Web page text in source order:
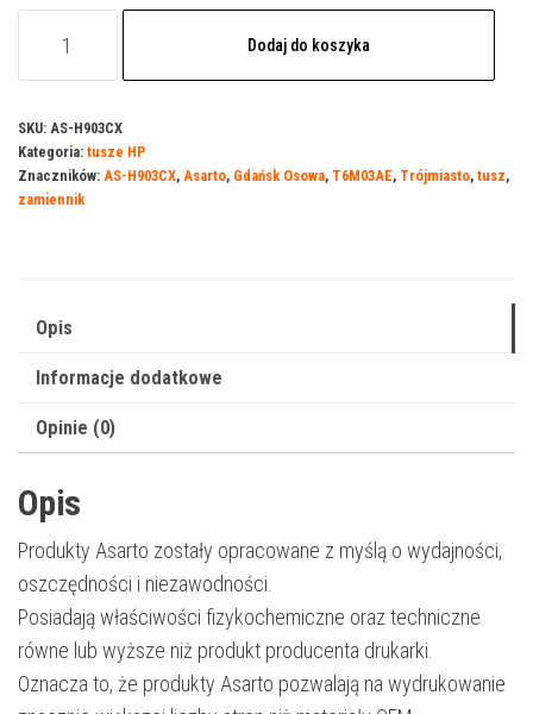
do
HP
903XLC
825
cyan
|
REF.
Dodaj do koszyka
SKU: AS-H903CX
Kategoria: tusze HP
Znaczników: AS-H903CX, Asarto, Gdańsk Osowa, T6M03AE, Trójmiasto, tusz,
zamiennik
Opis
Informacje dodatkowe
Opinie (0)
Opis
Produkty Asarto zostały opracowane z myślą o wydajności,
oszczędności i niezawodności.
Posiadają właściwości fizykochemiczne oraz techniczne
równe lub wyższe niż produkt producenta drukarki.
Oznacza to, że produkty Asarto pozwalają na wydrukowanie